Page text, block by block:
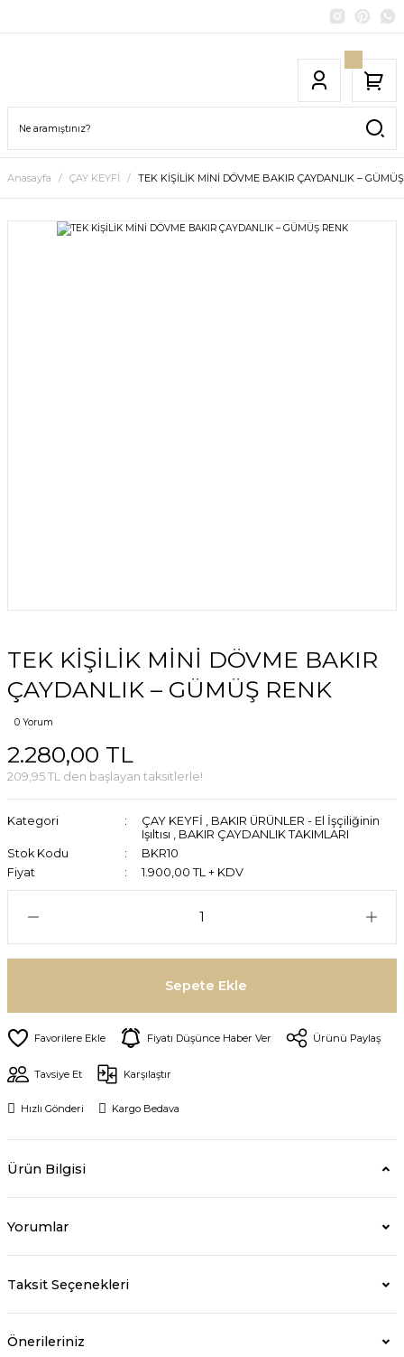
Anasayfa ÇAY KEYFİ TEK KİŞİLİK MİNİ DÖVME BAKIR ÇAYDANLIK –
TEK KİŞİLİK MİNİ DÖVME BAKIR
ÇAYDANLIK – GÜMÜŞ RENK
0 Yorum
2.280,00 TL
209,95 TL den başlayan taksitlerle!
Kategori ÇAY KEYFİ , BAKIR ÜRÜNLER - El İşçiliğinin
Işıltısı , BAKIR ÇAYDANLIK TAKIMLARI
Stok Kodu
BKR10
Fiyat
1.900,00 TL + KDV
Sepete Ekle
Fiyatı Düşünce Haber Ver Ürünü Paylaş
Tavsiye Et Karşılaştır
Hızlı Gönderi Kargo Bedava
Ürün Bilgisi
Yorumlar
Taksit Seçenekleri
Önerileriniz